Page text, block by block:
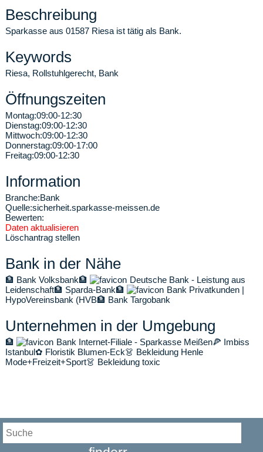
Beschreibung
Sparkasse aus 01587 Riesa ist tätig als Bank.
Keywords
Riesa, Rollstuhlgerecht, Bank
Öffnungszeiten
Montag:09:00-12:30
Dienstag:09:00-12:30
Mittwoch:09:00-12:30
Donnerstag:09:00-17:00
Freitag:09:00-12:30
Information
Branche:Bank
Quelle:sicherheit.sparkasse-meissen.de
Bewerten:
Daten aktualisieren
Löschantrag stellen
Bank in der Nähe
🏦 Bank Volksbank🏦
Deutsche Bank - Leistung aus
Leidenschaft🏦 Sparda-Bank🏦
Bank Privatkunden |
HypoVereinsbank (HVB🏦 Bank Targobank
Unternehmen in der Umgebung
🏦 Bank Internet-Filiale - Sparkasse Meißen🍕 Imbiss
Istanbul✿ Floristik Blumen-Eck👗 Bekleidung Henle
Mode+Freizeit+Sport👗 Bekleidung toxic